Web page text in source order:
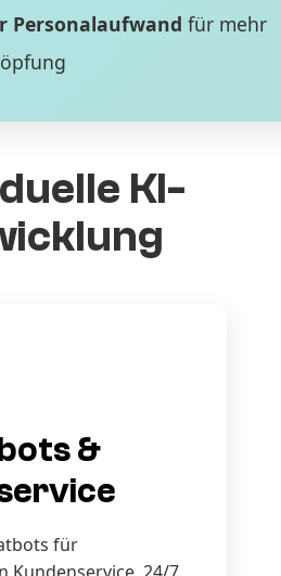
Personalaufwand für mehr
KI-
&
für